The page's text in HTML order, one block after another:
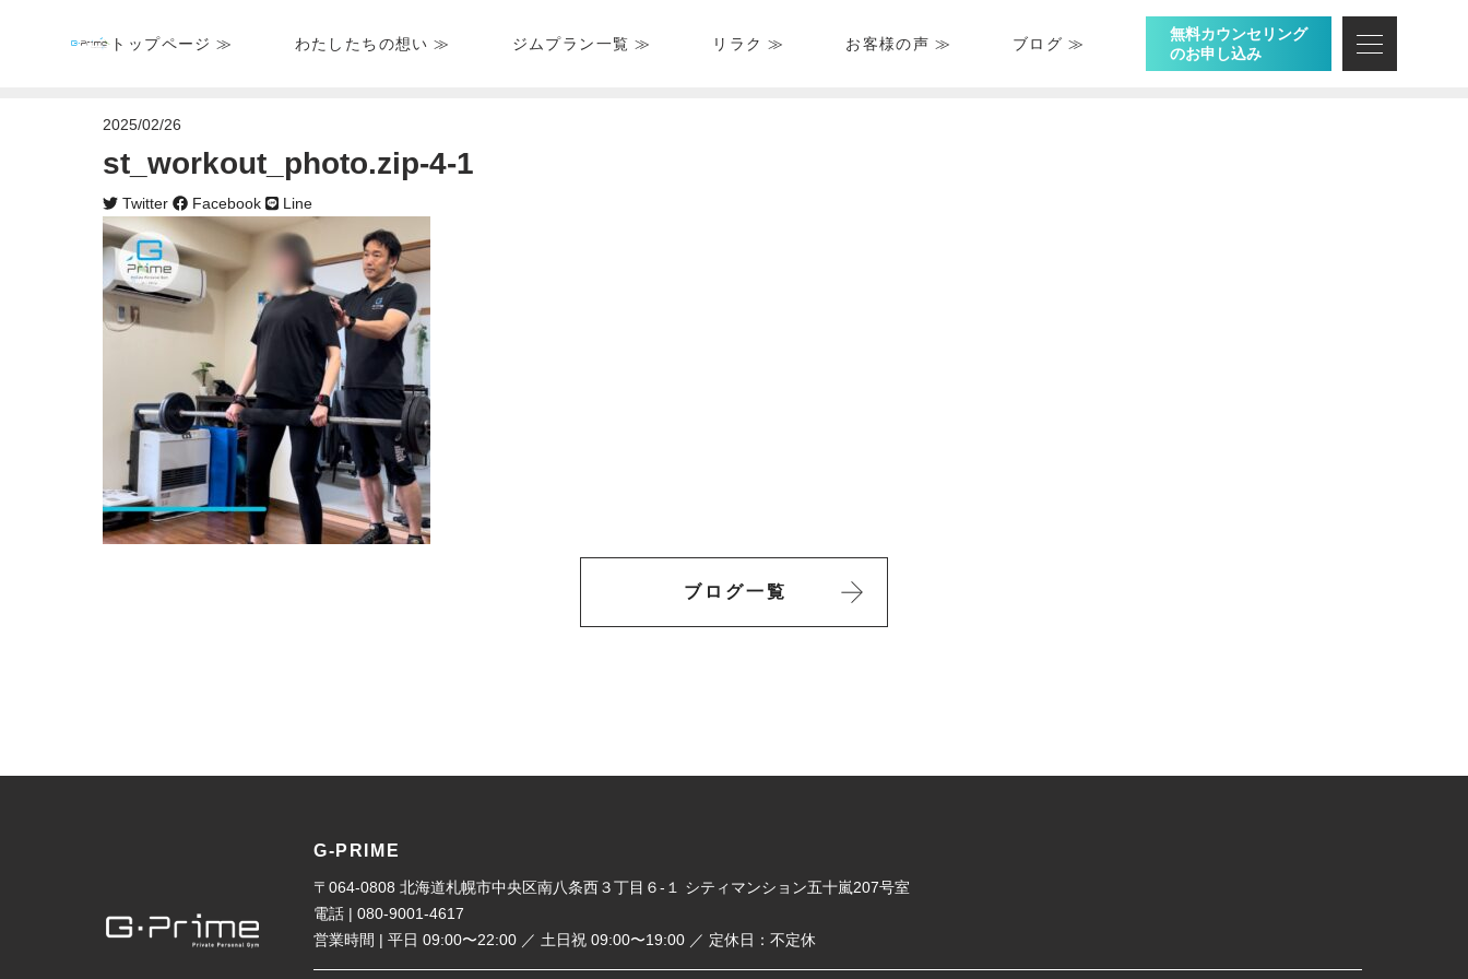
トップページ ≫ わたしたちの想い ≫ ジムプラン一覧 ≫ リラク ≫ お客様の声 ≫ ブログ ≫
無料カウンセリング
のお申し込み
2025/02/26
st_workout_photo.zip-4-1
Twitter Facebook Line
ブログ一覧
G-PRIME
〒064-0808 北海道札幌市中央区南八条西３丁目６-１ シティマンション五十嵐207号室
電話 | 080-9001-4617
営業時間 | 平日 09:00〜22:00 ／ 土日祝 09:00〜19:00 ／ 定休日：不定休